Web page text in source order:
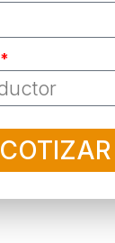
COTIZAR